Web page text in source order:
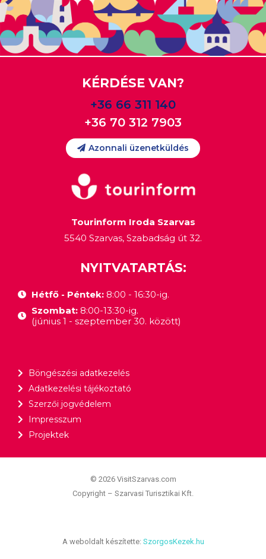
KÉRDÉSE VAN?
+36 66 311 140
+36 70 312 7903
Azonnali üzenetküldés
Tourinform Iroda Szarvas
5540 Szarvas, Szabadság út 32.
NYITVATARTÁS:
Hétfő - Péntek:8:00 - 16:30-ig.
Szombat: 8:00-13:30-ig.
(június 1 - szeptember 30. között)
Böngészési adatkezelés
Adatkezelési tájékoztató
Szerzői jogvédelem
Impresszum
Projektek
© 2026 VisitSzarvas.com
Copyright – Szarvasi Turisztikai Kft.
A weboldalt készítette: SzorgosKezek.hu